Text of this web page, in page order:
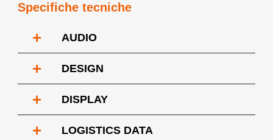
Specifiche tecniche
+ AUDIO
+ DESIGN
+ DISPLAY
+ LOGISTICS DATA